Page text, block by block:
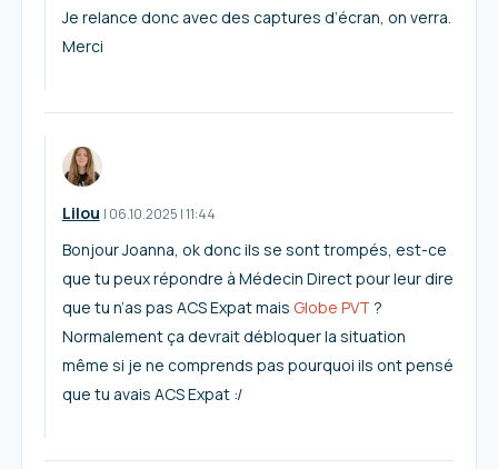
Je relance donc avec des captures d’écran, on verra.
Merci
Lilou I 06.10.2025 |11:44
Bonjour Joanna, ok donc ils se sont trompés, est-ce
que tu peux répondre à Médecin Direct pour leur dire
que tu n’as pas ACS Expat mais Globe PVT ?
Normalement ça devrait débloquer la situation
même si je ne comprends pas pourquoi ils ont pensé
que tu avais ACS Expat :/